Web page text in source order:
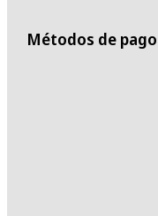
Métodos de pago